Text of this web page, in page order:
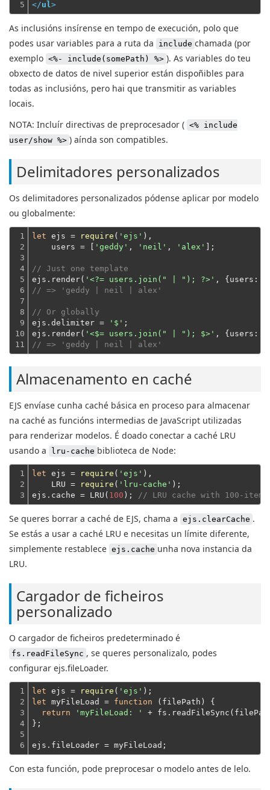
5 </ul>
As inclusións insírense en tempo de execución, polo que
podes usar variables para a ruta da
include chamada (por
exemplo <%- include(somePath) %> ). As variables do teu
obxecto de datos de nivel superior están dispoñibles para
todas as inclusións, pero hai que transmitir as variables
locais.
NOTA: Incluír directivas de preprocesador ( <% include
user/show %> ) aínda son compatibles.
Delimitadores personalizados
Os delimitadores personalizados pódense aplicar por modelo
ou globalmente:
1
2
3
4
5
6
7
8
9
10
11
let ejs = require ( 'ejs' ),
    users = [
'geddy' , 'neil' , 'alex' ];
// Just one template
ejs.render( '<?= users.join(" | "); ?>' , { users :
// => 'geddy | neil | alex'
// Or globally
ejs.delimiter =
'$' ;
ejs.render( '<$= users.join(" | "); $>' , { users
// => 'geddy | neil | alex'
Almacenamento en caché
EJS envíase cunha caché básica en proceso para almacenar
na caché as funcións intermedias de JavaScript utilizadas
para renderizar modelos. É doado conectar a caché LRU
usando a
lru-cache biblioteca de Node:
1
2
3
let ejs = require ( 'ejs' ),
    LRU =
require ( 'lru-cache' );
ejs.cache = LRU( 100 ); // LRU cache with 100-
Se queres borrar a caché de EJS, chama a ejs.clearCache .
Se estás a usar a caché LRU e necesitas un límite diferente,
simplemente restablece ejs.cache unha nova instancia da
LRU.
Cargador de ficheiros
personalizado
O cargador de ficheiros predeterminado é
fs.readFileSync , se queres personalizalo, podes
configurar ejs.fileLoader.
1
2
3
4
5
6
let ejs = require ( 'ejs'
let myFileLoad = function ( filePath ) {
return
'myFileLoad: '
+
};
ejs.fileLoader = myFileLoad;
Con esta función, pode preprocesar o modelo antes de lelo.